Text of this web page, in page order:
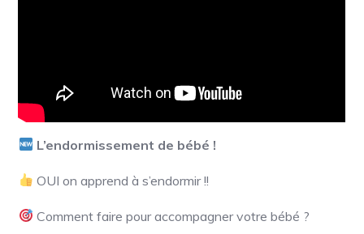
L’endormissement de bébé !
OUI on apprend à s’endormir !!
Comment faire pour accompagner votre bébé ?